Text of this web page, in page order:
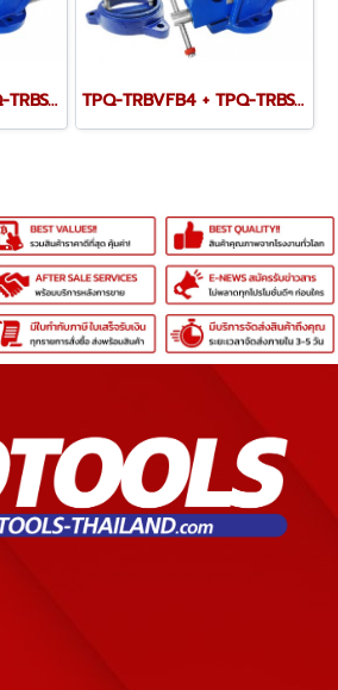
TPQ-TRBVFB6 + TPQ-TRBSWV6 ชุดปากกาจับชิ้นงาน 150 มม. (6") พร้อมฐานหมุน TPQ-TRBVFB4 + TPQ-TRBSWV4 ชุดปากกาจับชิ้นงาน 100 มม. (4") พร้อมฐานหมุน